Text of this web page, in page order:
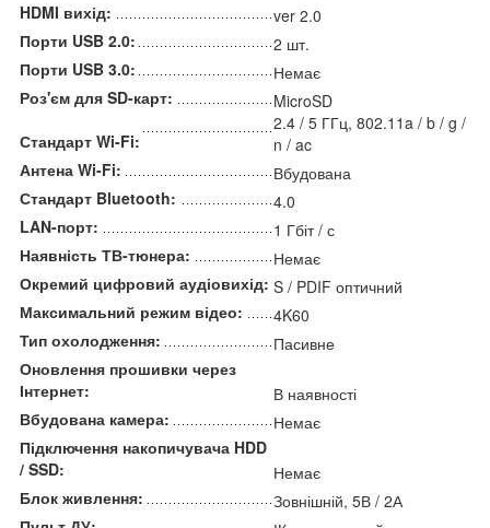
HDMI вихід:
ver 2.0
Порти USB 2.0:
2 шт.
Порти USB 3.0:
Немає
Роз'єм для SD-карт:
MicroSD
Стандарт Wi-Fi:
2.4 / 5 ГГц, 802.11a / b / g /
n / ac
Антена Wi-Fi:
Вбудована
Стандарт Bluetooth:
4.0
LAN-порт:
1 Гбіт / с
Наявність ТВ-тюнера:
Немає
Окремий цифровий аудіовихід: S / PDIF оптичний
Максимальний режим відео:
4K60
Тип охолодження:
Пасивне
Оновлення прошивки через
Інтернет:
В наявності
Вбудована камера:
Немає
Підключення накопичувача HDD
/ SSD:
Немає
Блок живлення:
Зовнішній, 5В / 2А